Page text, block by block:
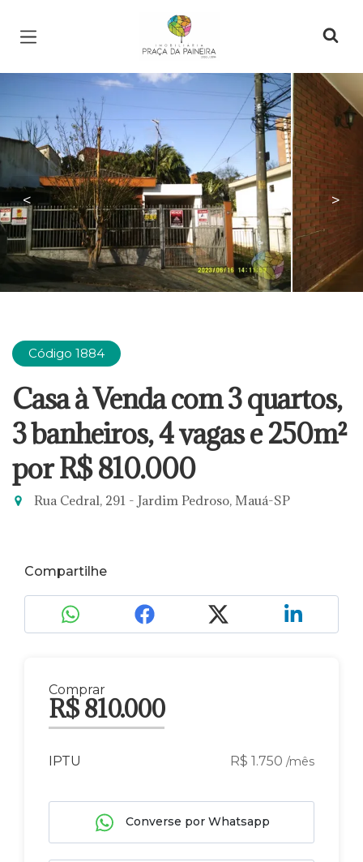
Página inicial
< >
Código 1884
Casa à Venda com 3 quartos,
3 banheiros, 4 vagas e 250m²
por R$ 810.000
Rua Cedral, 291 - Jardim Pedroso, Mauá-SP
Compartilhe
Comprar
R$ 810.000
IPTU R$ 1.750 /mês
Converse por Whatsapp